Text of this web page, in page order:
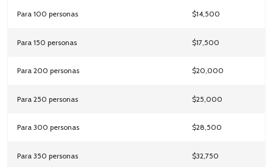
Para 100 personas $14,500
Para 150 personas $17,500
Para 200 personas $20,000
Para 250 personas $25,000
Para 300 personas $28,500
Para 350 personas $32,750